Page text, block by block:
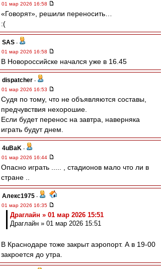
01 мар 2026 16:58
«Говорят», решили переносить…
:(
SAS -
01 мар 2026 16:58
В Новороссийске начался уже в 16.45
dispatcher -
01 мар 2026 16:53
Судя по тому, что не объявляются составы,
предчувствия нехорошие.
Если будет перенос на завтра, наверняка
играть будут днем.
4uBaK -
01 мар 2026 16:44
Опасно играть ..... , стадионов мало что ли в
стране ..
Алекс1975 -
01 мар 2026 16:35
Драглайн » 01 мар 2026 15:51
Драглайн » 01 мар 2026 15:51
В Краснодаре тоже закрыт аэропорт. А в 19-00
закроется до утра.